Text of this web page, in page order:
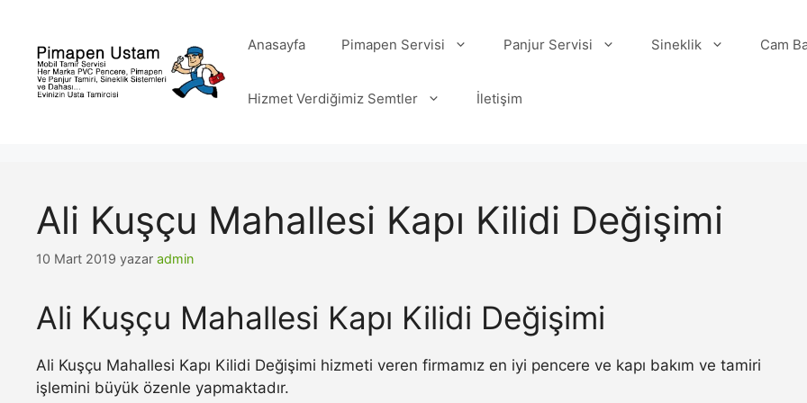
Anasayfa Pimapen Servisi Panjur Servisi Sineklik Cam
Hizmet Verdiğimiz Semtler İletişim
Ali Kuşçu Mahallesi Kapı Kilidi Değişimi
10 Mart 2019 yazar admin
Ali Kuşçu Mahallesi Kapı Kilidi Değişimi
Ali Kuşçu Mahallesi Kapı Kilidi Değişimi hizmeti veren firmamız en iyi pencere ve kapı bakım ve tamiri
işlemini büyük özenle yapmaktadır.